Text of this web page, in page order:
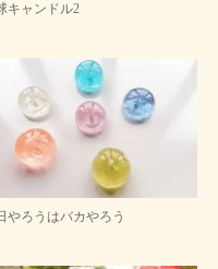
キャンドル2
やろうはバカやろう